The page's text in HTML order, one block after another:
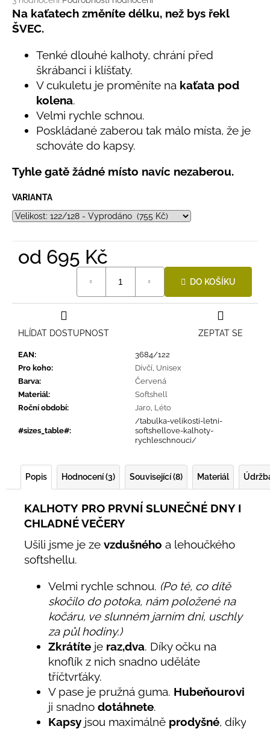
hodnocení
produktu
je
hvězdiček.
Na kaťatech změníte délku, než bys řekl
ŠVEC.
Tenké dlouhé kalhoty, chrání před
škrábanci i klíšťaty.
V cukuletu je proměníte na kaťata pod
kolena.
Velmi rychle schnou.
Poskládané zaberou tak málo místa, že je
schováte do kapsy.
Tyhle gatě žádné místo navíc nezaberou.
VARIANTA
od 695 Kč
DO KOŠÍKU
EAN:
3684/122
Pro koho: Dívčí, Unisex
Barva:
Červená
Materiál:
Softshell
Roční období: Jaro, Léto
#sizes_table#:
/tabulka-velikosti-letni-
softshellove-kalhoty-
rychleschnouci/
ZEPTAT SE
HLÍDAT DOSTUPNOST
Popis Hodnocení (3) Související (8) Materiál
KALHOTY PRO PRVNÍ SLUNEČNÉ DNY I
CHLADNÉ VEČERY
Ušili jsme je ze vzdušného a lehoučkého
softshellu.
Velmi rychle schnou. (Po té, co dítě
skočilo do potoka, nám položené na
kočáru, ve slunném jarním dni, uschly
za půl hodiny.)
Zkrátíte je raz,dva. Díky očku na
knoflík z nich snadno uděláte
tříčtvrťáky.
V pase je pružná guma. Hubeňourovi
ji snadno dotáhnete.
Kapsy jsou maximálně prodyšné, díky
u
j
LETNÍ
KLOBOUČEK
OUŠKY
BÍLÝ
395
Kč